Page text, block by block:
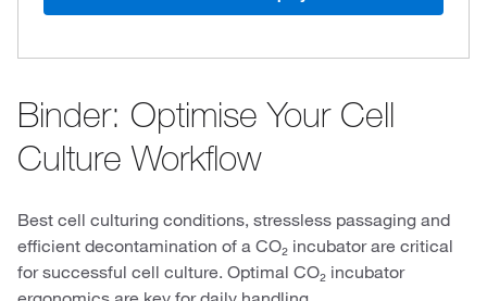
Binder: Optimise Your Cell
Culture Workflow
Best cell culturing conditions, stressless passaging and
efficient decontamination of a CO₂ incubator are critical
for successful cell culture. Optimal CO₂ incubator